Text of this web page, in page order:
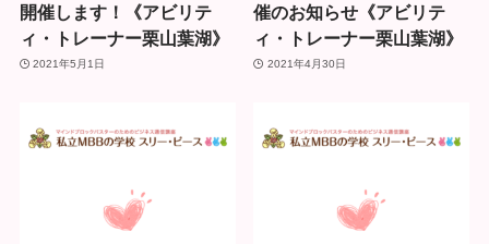
開催します！《アビリテ
ィ・トレーナー栗山葉湖》
2021年5月1日
催のお知らせ《アビリテ
ィ・トレーナー栗山葉湖》
2021年4月30日